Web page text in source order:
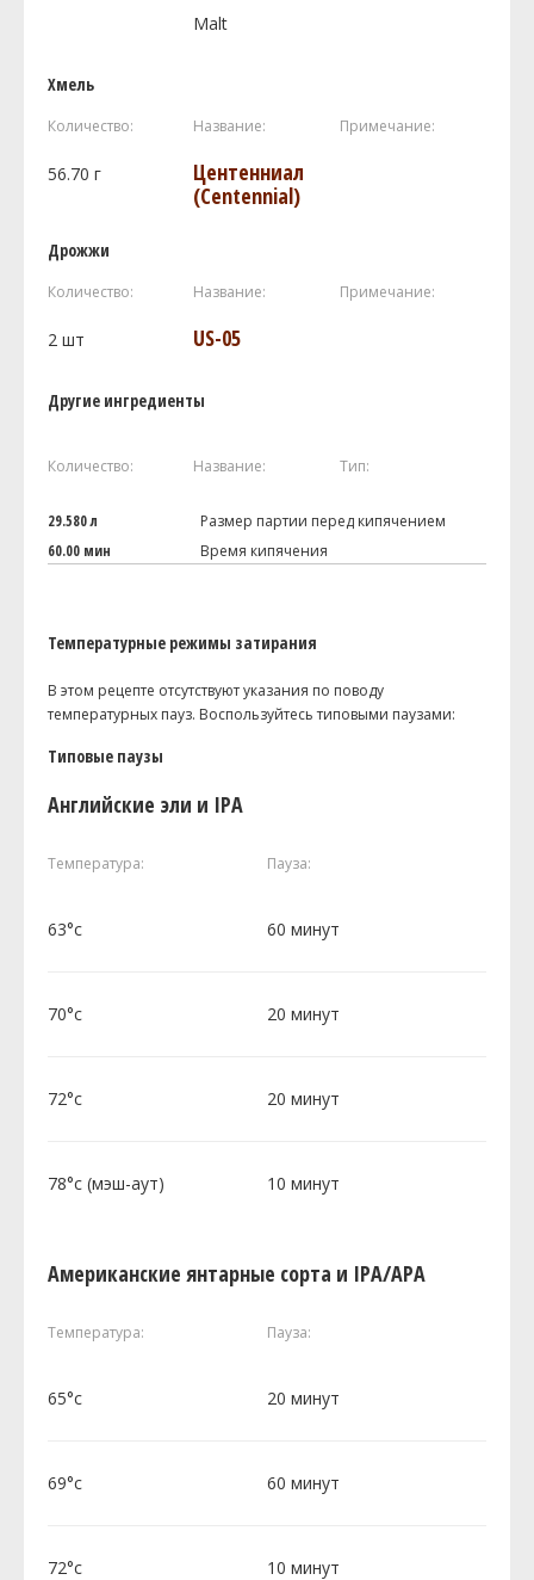
Malt
Хмель
Количество: Название: Примечание:
56.70 г
Центенниал
(Centennial)
Дрожжи
Количество: Название: Примечание:
2 шт US-05
Другие ингредиенты
Количество: Название: Тип:
29.580 л
Размер партии перед кипячением
60.00 мин
Время кипячения
Температурные режимы затирания
В этом рецепте отсутствуют указания по поводу
температурных пауз. Воспользуйтесь типовыми паузами:
Типовые паузы
Английские эли и IPA
Температура: Пауза:
63°c 60 минут
70°c 20 минут
72°c 20 минут
78°c (мэш-аут) 10 минут
Американские янтарные сорта и IPA/APA
Температура: Пауза:
65°c 20 минут
69°c 60 минут
72°c 10 минут